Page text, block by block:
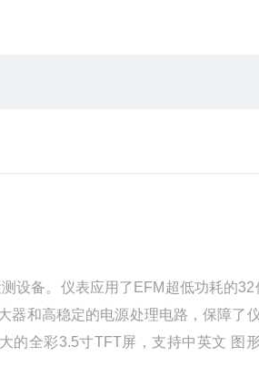
设备。仪表应用了 EFM超低功耗的
器和高稳定的电源处理电路，保障了
的全彩3.5寸TFT屏，支持中英文 图